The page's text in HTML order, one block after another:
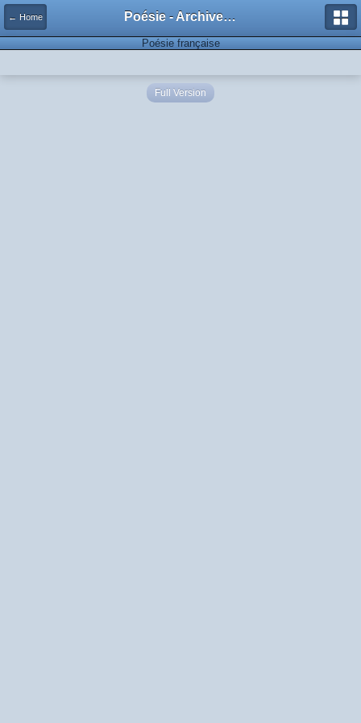
← Home Poésie - Archives de Toute La Poésie - 2005 - 2006
Poésie française
Full Version